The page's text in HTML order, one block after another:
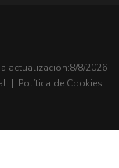
actualización:8/8/2026
| Política de Cookies